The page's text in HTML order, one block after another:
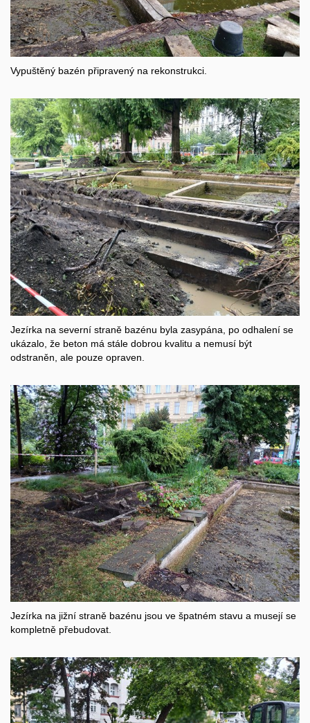
Vypuštěný bazén připravený na rekonstrukci.
Jezírka na severní straně bazénu byla zasypána, po odhalení se
ukázalo, že beton má stále dobrou kvalitu a nemusí být
odstraněn, ale pouze opraven.
Jezírka na jižní straně bazénu jsou ve špatném stavu a musejí se
kompletně přebudovat.